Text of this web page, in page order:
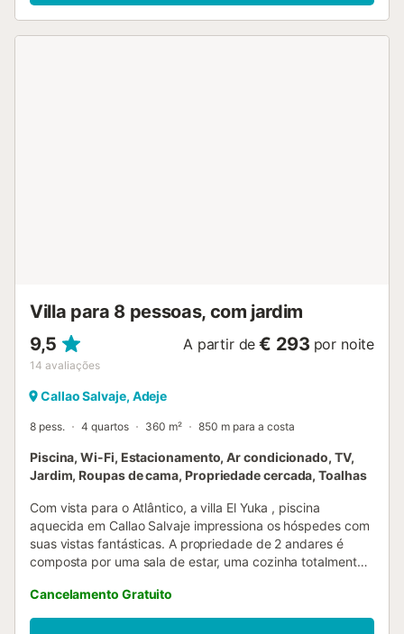
estadia. A sala de estar conta com um sofá de 3 lugares e
exclusivo vosso....
Villa para 8 pessoas, com jardim
9,5
14 avaliações
A partir de € 293 por noite
Callao Salvaje, Adeje
8 pess. 4 quartos 360 m² 850 m para a costa
Piscina, Wi-Fi, Estacionamento, Ar condicionado, TV,
Jardim, Roupas de cama, Propriedade cercada, Toalhas
Com vista para o Atlântico, a villa El Yuka , piscina
aquecida em Callao Salvaje impressiona os hóspedes com
suas vistas fantásticas. A propriedade de 2 andares é
composta por uma sala de estar, uma cozinha totalmente
acomodar 8 pessoas. As comodidades adicionais incluem
acesso Wi-Fi de alta velocidade (adequado para
Cancelamento Gratuito